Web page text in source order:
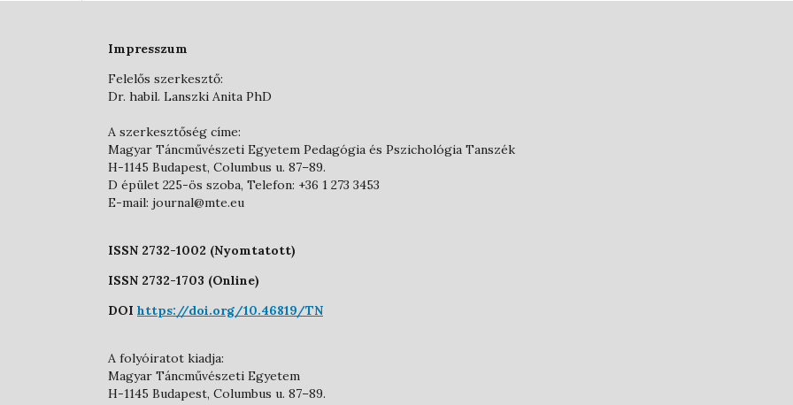
Impresszum
Felelős szerkesztő:
Dr. habil. Lanszki Anita PhD
A szerkesztőség címe:
Magyar Táncművészeti Egyetem Pedagógia és Pszichológia Tanszék
H-1145 Budapest, Columbus u. 87–89.
D épület 225-ös szoba, Telefon: +36 1 273 3453
E-mail: journal@mte.eu
ISSN 2732-1002 (Nyomtatott)
ISSN 2732-1703 (Online)
DOI https://doi.org/10.46819/TN
A folyóiratot kiadja:
Magyar Táncművészeti Egyetem
H-1145 Budapest, Columbus u. 87–89.